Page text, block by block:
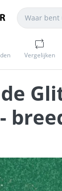
Vergelijken